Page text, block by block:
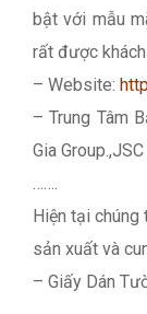
bật với mẫu
rất được
– Website:
– Trung Tâm
Gia
…….
Hiện tại
sản xuất và
– Giấy Dán